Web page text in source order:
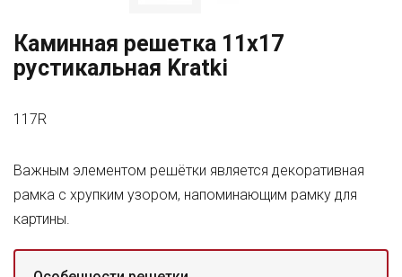
Каминная решетка 11x17
рустикальная Kratki
117R
Важным элементом решётки является декоративная
рамка с хрупким узором, напоминающим рамку для
картины.